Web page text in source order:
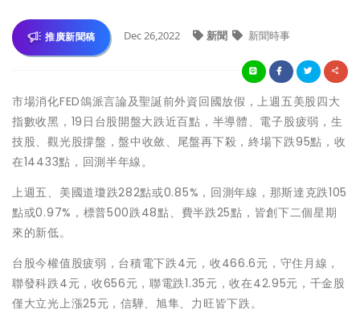
推廣新聞稿 Dec 26,2022 新聞 新聞時事
市場消化FED鴿派言論及聖誕前外資回國放假，上週五美股四大
指數收黑，19日台股開盤大跌近百點，半導體、電子股疲弱，生
技股、觀光股撐盤，盤中收斂、尾盤再下殺，終場下跌95點，收
在14433點，回測半年線。
上週五、美國道瓊跌282點或0.85%，回測年線，那斯達克跌105
點或0.97%，標普500跌48點、費半跌25點，皆創下二個星期
來的新低。
台股今權值股疲弱，台積電下跌4元，收466.6元，守住月線，
聯發科跌4元，收656元，聯電跌1.35元，收在42.95元，千金股
僅大立光上漲25元，信驊、旭隼、力旺皆下跌。